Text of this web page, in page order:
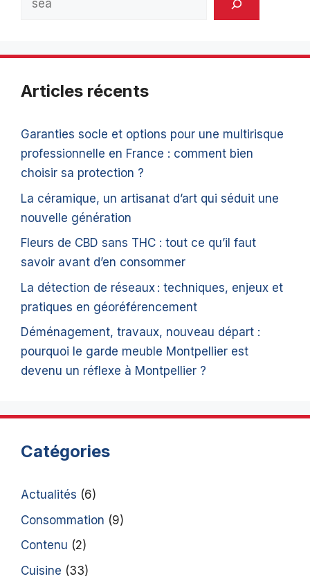
Articles récents
Garanties socle et options pour une multirisque
professionnelle en France : comment bien
choisir sa protection ?
La céramique, un artisanat d’art qui séduit une
nouvelle génération
Fleurs de CBD sans THC : tout ce qu’il faut
savoir avant d’en consommer
La détection de réseaux : techniques, enjeux et
pratiques en géoréférencement
Déménagement, travaux, nouveau départ :
pourquoi le garde meuble Montpellier est
devenu un réflexe à Montpellier ?
Catégories
Actualités (6)
Consommation (9)
Contenu (2)
Cuisine (33)